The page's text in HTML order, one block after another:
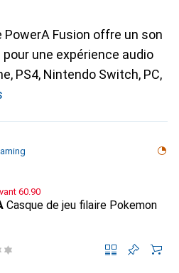
PowerA Fusion offre un son
une expérience audio
PS4, Nintendo Switch, PC,
CHF
60.90
Casque de jeu filaire Pokemon